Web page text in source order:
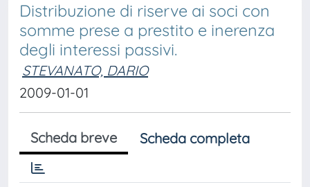
Distribuzione di riserve ai soci con
somme prese a prestito e inerenza
degli interessi passivi.
STEVANATO, DARIO
2009-01-01
Scheda breve Scheda completa